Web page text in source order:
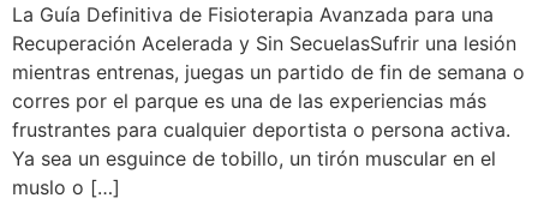
La Guía Definitiva de Fisioterapia Avanzada para una
Recuperación Acelerada y Sin SecuelasSufrir una lesión
mientras entrenas, juegas un partido de fin de semana o
corres por el parque es una de las experiencias más
frustrantes para cualquier deportista o persona activa.
Ya sea un esguince de tobillo, un tirón muscular en el
muslo o […]